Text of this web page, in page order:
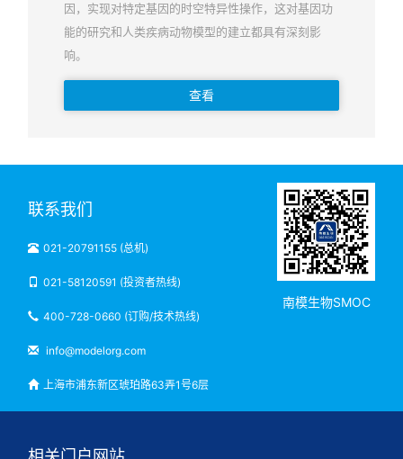
因，实现对特定基因的时空特异性操作，这对基因功
能的研究和人类疾病动物模型的建立都具有深刻影
响。
查看
联系我们
021-20791155 (总机)
021-58120591 (投资者热线)
400-728-0660 (订购/技术热线)
info@modelorg.com
上海市浦东新区琥珀路63弄1号6层
南模生物SMOC